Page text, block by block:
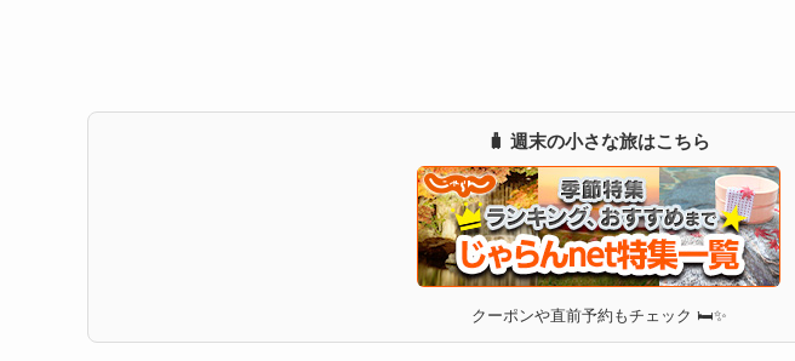
🧳 週末の小さな旅はこちら
クーポンや直前予約もチェック 🛏✨